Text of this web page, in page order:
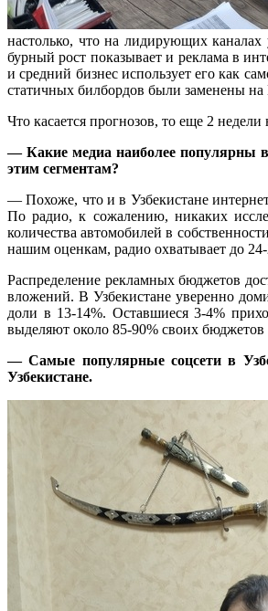
настолько, что на лидирующих
бурный рост показывает и реклама в
и средний бизнес использует его как
статичных билбордов были заменены
Что касается прогнозов, то еще 2
— Какие медиа наиболее популярны в
этим сегментам?
— Похоже, что и в Узбекистане
По радио, к сожалению, никаких
количества автомобилей в
нашим оценкам, радио охватывает до 24-
Распределение рекламных бюджетов
вложений. В Узбекистане уверенно
доли в 13-14%. Оставшиеся 3-4%
выделяют около 85-90% своих
— Самые популярные соцсети в
Узбекистане.